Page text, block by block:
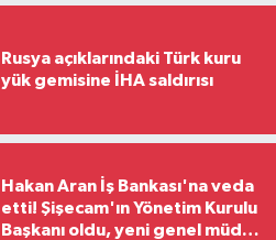
Rusya açıklarındaki Türk kuru
yük gemisine İHA saldırısı
Hakan Aran İş Bankası'na veda
etti! Şişecam'ın Yönetim Kurulu
Başkanı oldu, yeni genel müdür